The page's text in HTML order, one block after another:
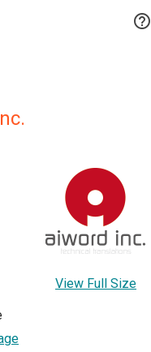

View Full Size